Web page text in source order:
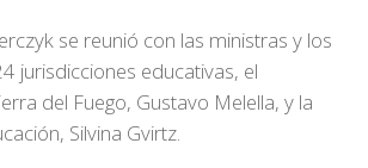
se reunió con las ministras y los
jurisdicciones educativas, el
del Fuego, Gustavo Melella, y la
Silvina Gvirtz.